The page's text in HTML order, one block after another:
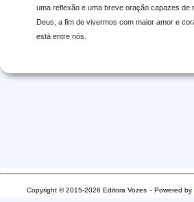
uma reflexão e uma breve oração capazes de
Deus, a fim de vivermos com maior amor e
está entre nós.
Copyright © 2015-2026 Editora Vozes - Powered by